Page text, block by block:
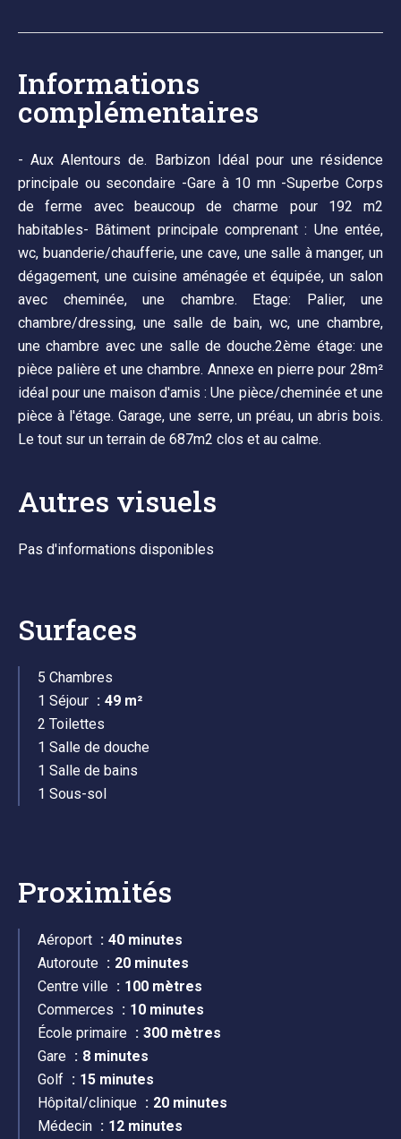
Informations
complémentaires
- Aux Alentours de. Barbizon Idéal pour une résidence
principale ou secondaire -Gare à 10 mn -Superbe Corps
de ferme avec beaucoup de charme pour 192 m2
habitables- Bâtiment principale comprenant : Une entée,
wc, buanderie/chaufferie, une cave, une salle à manger, un
dégagement, une cuisine aménagée et équipée, un salon
avec cheminée, une chambre. Etage: Palier, une
chambre/dressing, une salle de bain, wc, une chambre,
une chambre avec une salle de douche.2ème étage: une
pièce palière et une chambre. Annexe en pierre pour 28m²
idéal pour une maison d'amis : Une pièce/cheminée et une
pièce à l'étage. Garage, une serre, un préau, un abris bois.
Le tout sur un terrain de 687m2 clos et au calme.
Autres visuels
Pas d'informations disponibles
Surfaces
5 Chambres
1 Séjour
49 m²
2 Toilettes
1 Salle de douche
1 Salle de bains
1 Sous-sol
Proximités
Aéroport
40 minutes
Autoroute
20 minutes
Centre ville
100 mètres
Commerces
10 minutes
École primaire
300 mètres
Gare
8 minutes
Golf
15 minutes
Hôpital/clinique
20 minutes
Médecin
12 minutes